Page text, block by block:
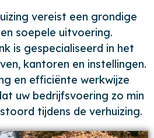
vereist een grondige
soepele uitvoering.
is gespecialiseerd in het
kantoren en instellingen.
en efficiënte werkwijze
uw bedrijfsvoering zo min
tijdens de verhuizing.